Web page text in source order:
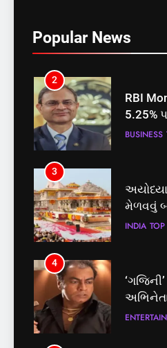
Popular News
બેઠક
માટે
INDIA
2
RBI
5.25%
BUSINESS
3
મેળવવું
તત્કાલ
INDIA
4
વર્ષની